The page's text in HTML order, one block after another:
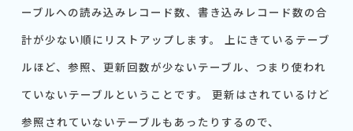
ーブルへの読み込みレコード数、書き込みレコード数の合
計が少ない順にリストアップします。 上にきているテーブ
ルほど、参照、更新回数が少ないテーブル、つまり使われ
ていないテーブルということです。 更新はされているけど
参照されていないテーブルもあったりするので、